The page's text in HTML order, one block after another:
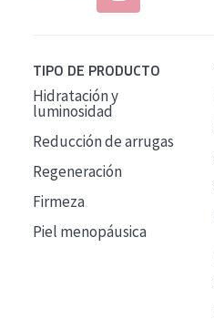
TIPO DE PRODUCTO
Hidratación y
luminosidad
Reducción de arrugas
Regeneración
Firmeza
Piel menopáusica